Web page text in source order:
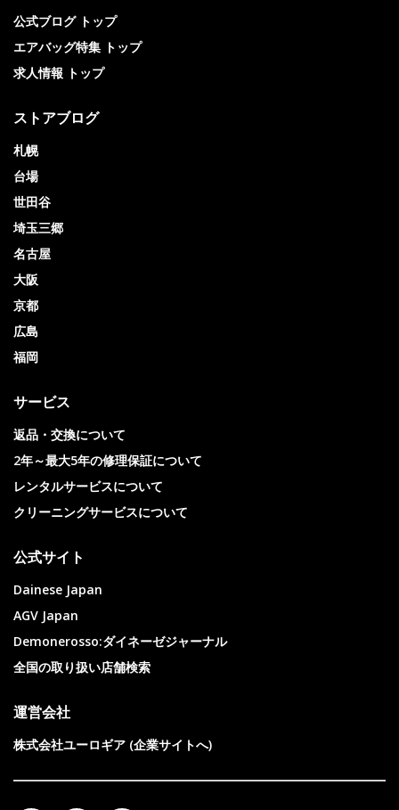
公式ブログ トップ
エアバッグ特集 トップ
求人情報 トップ
ストアブログ
札幌
台場
世田谷
埼玉三郷
名古屋
大阪
京都
広島
福岡
サービス
返品・交換について
2年～最大5年の修理保証について
レンタルサービスについて
クリーニングサービスについて
公式サイト
Dainese Japan
AGV Japan
Demonerosso:ダイネーゼジャーナル
全国の取り扱い店舗検索
運営会社
株式会社ユーロギア (企業サイトへ)